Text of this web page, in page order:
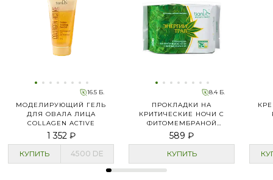
16.5 Б.
МОДЕЛИРУЮЩИЙ ГЕЛЬ
ДЛЯ ОВАЛА ЛИЦА
COLLAGEN ACTIVE
1 352 ₽
КУПИТЬ 4500 DE
8.4 Б.
ПРОКЛАДКИ НА
КРИТИЧЕСКИЕ НОЧИ С
ФИТОМЕМБРАНОЙ
«ЭНЕРГИИ ТРАВ»
589 ₽
КУПИТЬ